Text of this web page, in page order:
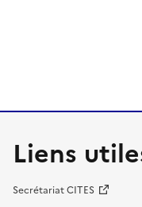
Liens
Secrétariat CITES